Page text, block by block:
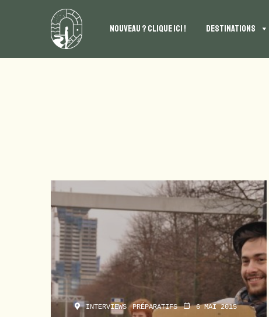
NOUVEAU ? CLIQUE ICI ! DESTINATIONS
INTERVIEWS PRÉPARATIFS 6 MAI 2015